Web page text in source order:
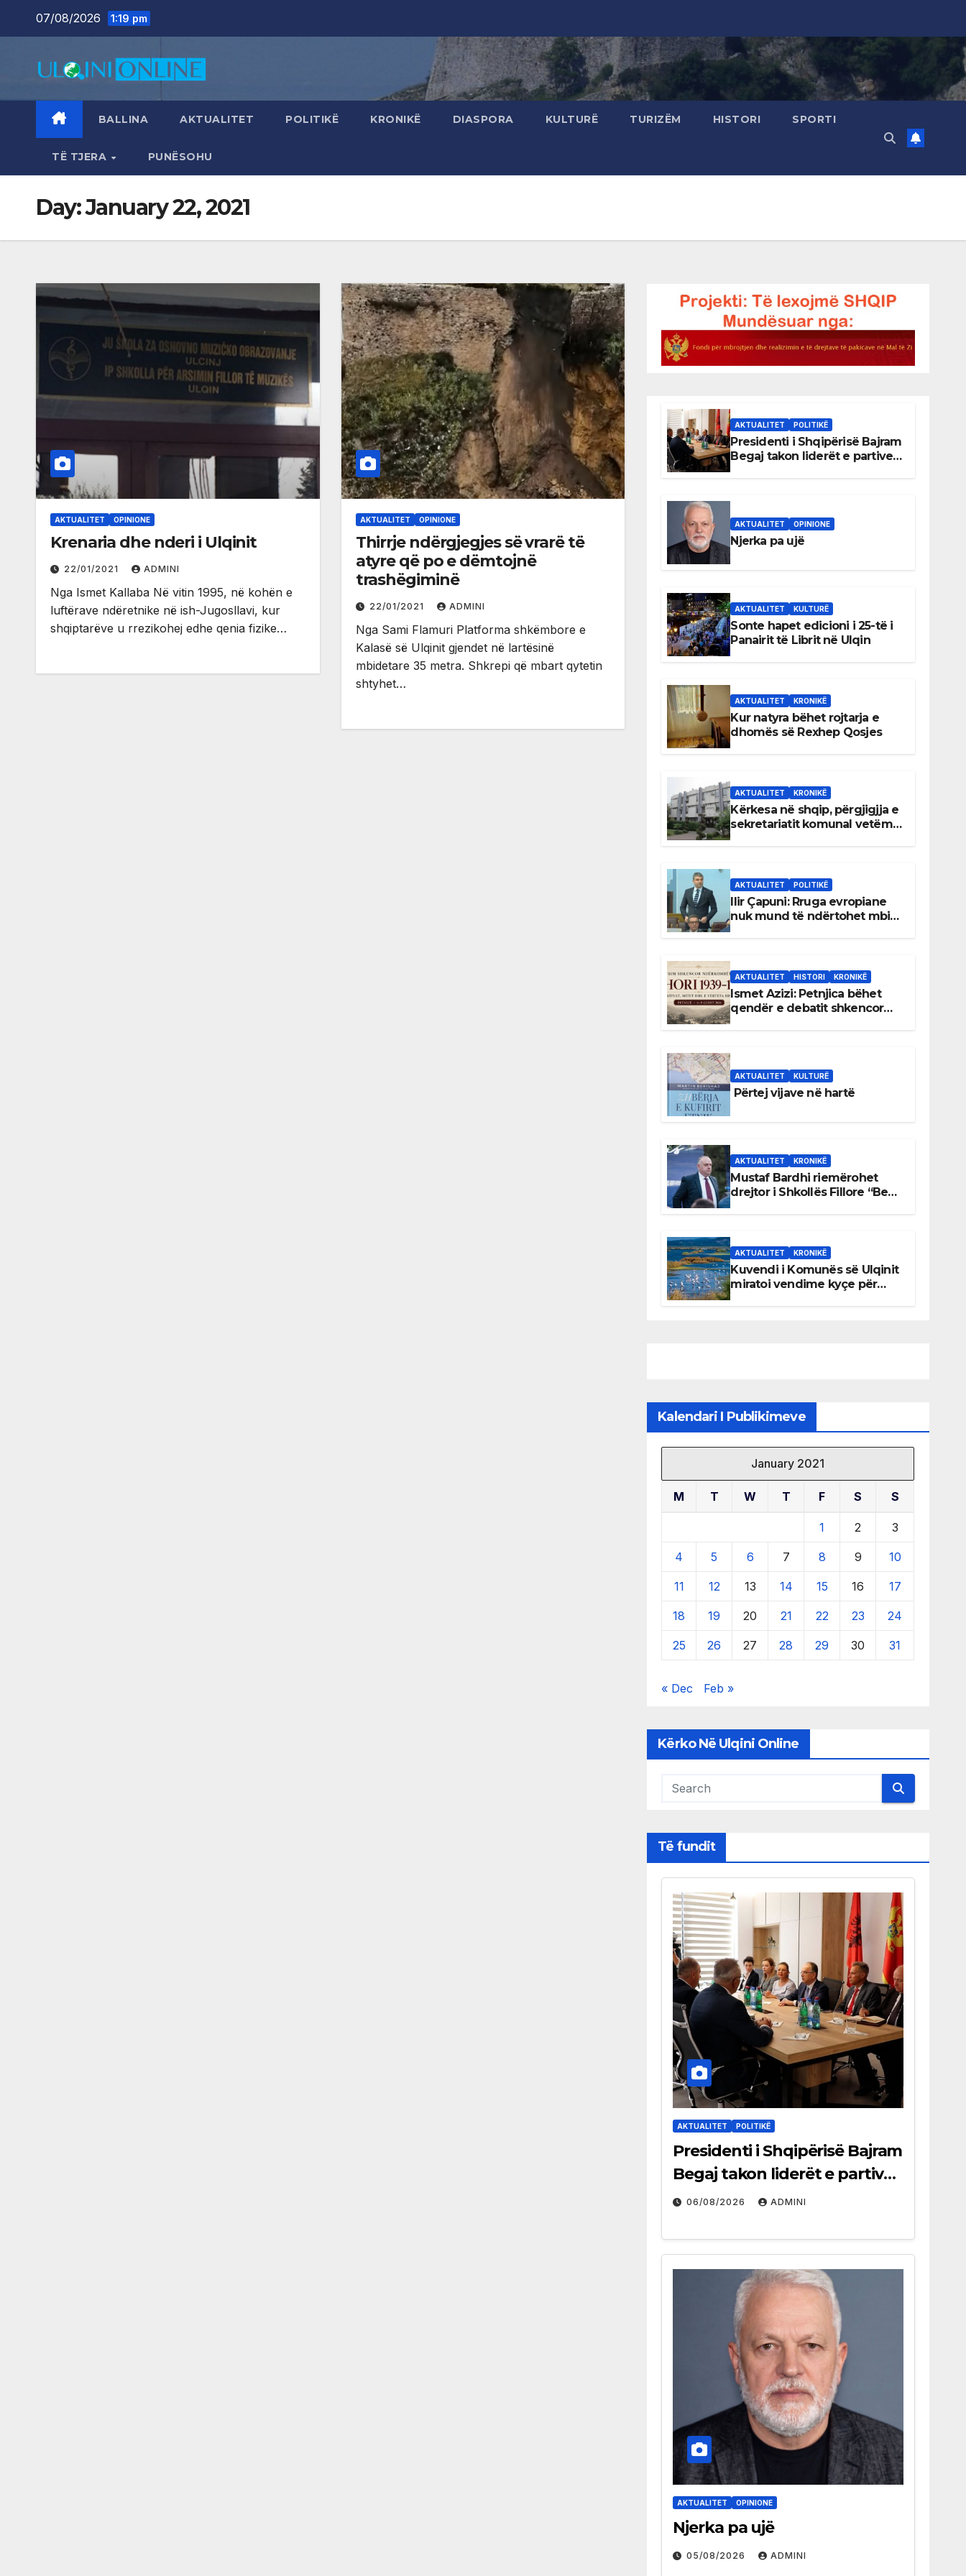
07/08/2026 1:19 pm
BALLINA AKTUALITET POLITIKË KRONIKË DIASPORA KULTURË TURIZËM HISTORI SPORTI
TË TJERA PUNËSOHU
Day:January 22, 2021
AKTUALITET OPINIONE
Krenaria dhe nderi i Ulqinit
22/01/2021 ADMINI
Nga Ismet Kallaba Në vitin 1995, në kohën e
luftërave ndëretnike në ish-Jugosllavi, kur
shqiptarëve u rrezikohej edhe qenia fizike…
AKTUALITET OPINIONE
Thirrje ndërgjegjes së vrarë të
atyre që po e dëmtojnë
trashëgiminë
22/01/2021 ADMINI
Nga Sami Flamuri Platforma shkëmbore e
Kalasë së Ulqinit gjendet në lartësinë
mbidetare 35 metra. Shkrepi që mbart qytetin
shtyhet…
AKTUALITET POLITIKË
Presidenti i Shqipërisë Bajram
Begaj takon liderët e partive
AKTUALITET OPINIONE
Njerka pa ujë
AKTUALITET KULTURË
Sonte hapet edicioni i 25-të i
Panairit të Librit në Ulqin
AKTUALITET KRONIKË
Kur natyra bëhet rojtarja e
dhomës së Rexhep Qosjes
AKTUALITET KRONIKË
Kërkesa në shqip, përgjigjja e
sekretariatit komunal vetëm
AKTUALITET POLITIKË
Ilir Çapuni: Rruga evropiane
nuk mund të ndërtohet mbi
AKTUALITET HISTORI KRONIKË
Ismet Azizi: Petnjica bëhet
qendër e debatit shkencor
AKTUALITET KULTURË
Përtej vijave në hartë
AKTUALITET KRONIKË
Mustaf Bardhi riemërohet
drejtor i Shkollës Fillore “Bedri
AKTUALITET KRONIKË
Kuvendi i Komunës së Ulqinit
miratoi vendime kyçe për
Kalendari I Publikimeve
January 2021
M T W T F S S
1 2 3
4 5 6 7 8 9 10
11 12 13 14 15 16 17
18 19 20 21 22 23 24
25 26 27 28 29 30 31
« Dec Feb »
Kërko Në Ulqini Online
Të fundit
AKTUALITET POLITIKË
Presidenti i Shqipërisë Bajram
Begaj takon liderët e partive
shqiptare në Ulqin
06/08/2026 ADMINI
AKTUALITET OPINIONE
Njerka pa ujë
05/08/2026 ADMINI